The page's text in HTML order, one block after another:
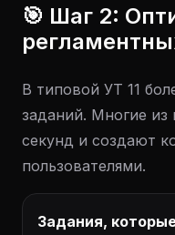
🎯 Шаг 2:
В типовой УТ 11
заданий. Многие
секунд и создают
пользователями.
Задания,